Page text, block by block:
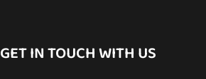
GET IN TOUCH WITH US